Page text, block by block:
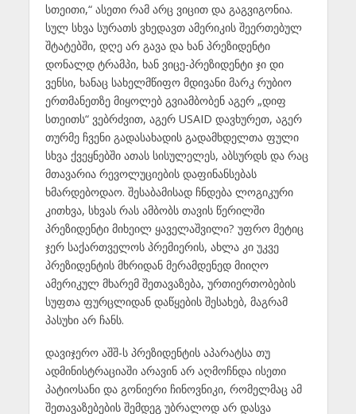
სთეითი,“ ასეთი რამ არც ვიცით და გაგვიგონია.
სულ სხვა სურათს ვხედავთ ამერიკის შეერთებულ
შტატებში, დღე არ გავა და ხან პრეზიდენტი
დონალდ ტრამპი, ხან ვიცე-პრეზიდენტი ჯი დი
ვენსი, ხანაც სახელმწიფო მდივანი მარკ რუბიო
ერთმანეთზე მიყოლებ გვიამბობენ აგერ „დიფ
სთეითს“ ვებრძვით, აგერ USAID დავხურეთ, აგერ
თურმე ჩვენი გადასახადის გადამხდელთა ფული
სხვა ქვეყნებში ათას სისულელეს, აბსურდს და რაც
მთავარია რევოლუციების დაფინანსებას
ხმარდებოდაო. შესაბამისად ჩნდება ლოგიკური
კითხვა, სხვას რას ამბობს თავის წერილში
პრეზიდენტი მიხეილ ყაველაშვილი? უფრო მეტიც
ჯერ საქართველოს პრემიერის, ახლა კი უკვე
პრეზიდენტის მხრიდან მერამდენედ მიიღო
ამერიკულ მხარემ შეთავაზება, ურთიერთობების
სუფთა ფურცლიდან დაწყების შესახებ, მაგრამ
პასუხი არ ჩანს.
დავიჯერო აშშ-ს პრეზიდენტის აპარატსა თუ
ადმინისტრაციაში არავინ არ აღმოჩნდა ისეთი
პატიოსანი და გონიერი ჩინოვნიკი, რომელმაც ამ
შეთავაზებების შემდეგ უბრალოდ არ დასვა